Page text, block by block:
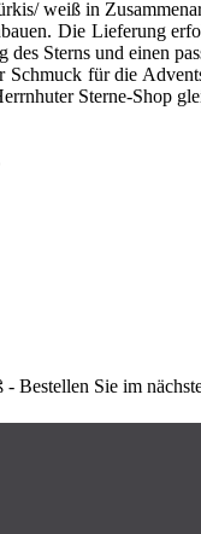
weiß in
Die Lieferung
Sterns und einen
für die
Sterne-Shop
Bestellen Sie im